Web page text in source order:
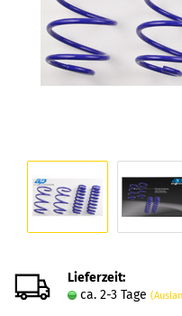
Lieferzeit:
ca. 2-3 Tage